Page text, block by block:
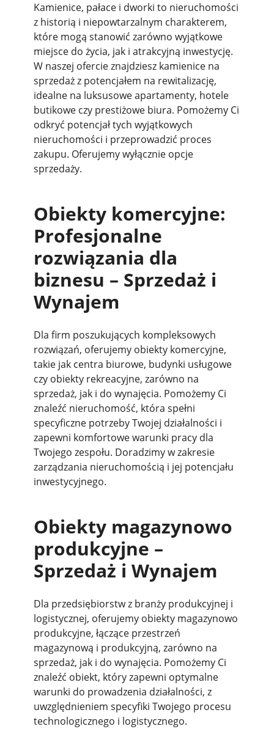
Kamienice, pałace i dworki to nieruchomości
z historią i niepowtarzalnym charakterem,
które mogą stanowić zarówno wyjątkowe
miejsce do życia, jak i atrakcyjną inwestycję.
W naszej ofercie znajdziesz kamienice na
sprzedaż z potencjałem na rewitalizację,
idealne na luksusowe apartamenty, hotele
butikowe czy prestiżowe biura. Pomożemy Ci
odkryć potencjał tych wyjątkowych
nieruchomości i przeprowadzić proces
zakupu. Oferujemy wyłącznie opcje
sprzedaży.
Obiekty komercyjne:
Profesjonalne
rozwiązania dla
biznesu – Sprzedaż i
Wynajem
Dla firm poszukujących kompleksowych
rozwiązań, oferujemy obiekty komercyjne,
takie jak centra biurowe, budynki usługowe
czy obiekty rekreacyjne, zarówno na
sprzedaż, jak i do wynajęcia. Pomożemy Ci
znaleźć nieruchomość, która spełni
specyficzne potrzeby Twojej działalności i
zapewni komfortowe warunki pracy dla
Twojego zespołu. Doradzimy w zakresie
zarządzania nieruchomością i jej potencjału
inwestycyjnego.
Obiekty magazynowo
produkcyjne –
Sprzedaż i Wynajem
Dla przedsiębiorstw z branży produkcyjnej i
logistycznej, oferujemy obiekty magazynowo
produkcyjne, łączące przestrzeń
magazynową i produkcyjną, zarówno na
sprzedaż, jak i do wynajęcia. Pomożemy Ci
znaleźć obiekt, który zapewni optymalne
warunki do prowadzenia działalności, z
uwzględnieniem specyfiki Twojego procesu
technologicznego i logistycznego.